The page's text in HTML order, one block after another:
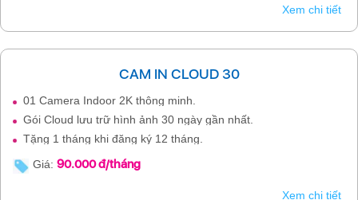
Xem chi tiết
CAM IN CLOUD 30
01 Camera Indoor 2K thông minh.
Gói Cloud lưu trữ hình ảnh 30 ngày gần nhất.
Tặng 1 tháng khi đăng ký 12 tháng.
Giá: 90.000 đ/tháng
Xem chi tiết